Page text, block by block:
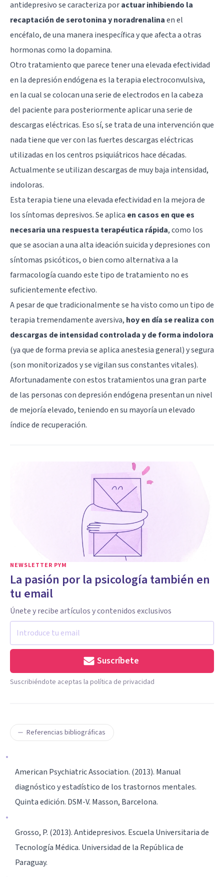
antidepresivo se caracteriza poractuar inhibiendo la
recaptación de serotonina y noradrenalinaen el
encéfalo, de una manera inespecífica y que afecta a otras
hormonas como ladopamina.
Otro tratamiento que parece tener una elevada efectividad
en la depresión endógena es la terapia electroconvulsiva,
en la cual se colocan una serie de electrodos en la cabeza
del paciente para posteriormente aplicar una serie de
descargas eléctricas. Eso sí, se trata de una intervención que
nada tiene que ver con las fuertes descargas eléctricas
utilizadas en los centros psiquiátricos hace décadas.
Actualmente se utilizan descargas de muy baja intensidad,
indoloras.
Esta terapia tiene una elevada efectividad en la mejora de
los síntomas depresivos. Se aplica en casos en que es
necesaria una respuesta terapéutica rápida, como los
que se asocian a una alta ideación suicida y depresiones con
síntomas psicóticos, o bien como alternativa a la
farmacología cuando este tipo de tratamiento no es
suficientemente efectivo.
A pesar de que tradicionalmente se ha visto como un tipo de
terapia tremendamente aversiva, hoy en día se realiza con
descargas de intensidad controlada y de forma indolora
(ya que de forma previa se aplica anestesia general) y segura
(son monitorizados y se vigilan sus constantes vitales).
Afortunadamente con estos tratamientos una gran parte
de las personas con depresión endógena presentan un nivel
de mejoría elevado, teniendo en su mayoría un elevado
índice de recuperación.
NEWSLETTER PYM
La pasión por la psicología también en
tu email
Únete y recibe artículos y contenidos exclusivos
Suscríbete
Suscribiéndote aceptas la política de privacidad
Referencias bibliográficas
American Psychiatric Association. (2013). Manual
diagnóstico y estadístico de los trastornos mentales.
Quinta edición. DSM-V. Masson, Barcelona.
Grosso, P. (2013). Antidepresivos. Escuela Universitaria de
Tecnología Médica. Universidad de la República de
Paraguay.